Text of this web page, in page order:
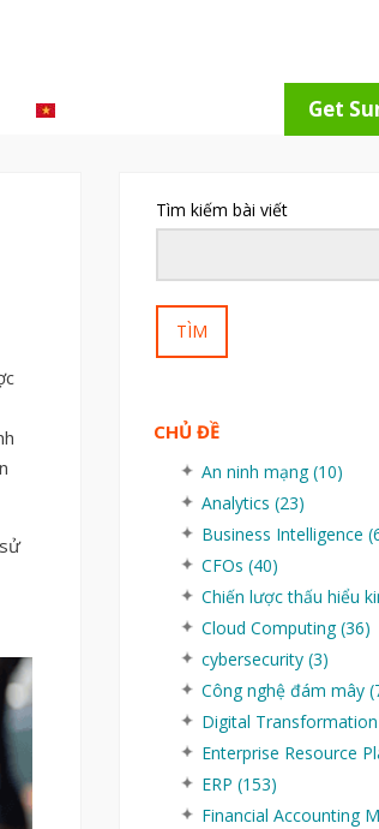
Get
Tìm kiếm bài viết
TÌM
CHỦ ĐỀ
An ninh mạng(10)
Analytics (23)
Business Intelligence
CFOs (40)
Chiến lược thấu hiểu
Cloud Computing(36)
cybersecurity (3)
Công nghệ đám mây
Digital Transformation
Enterprise Resource
ERP (153)
Financial Accounting